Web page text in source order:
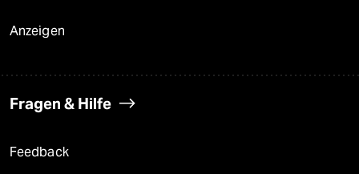
Anzeigen
Fragen & Hilfe
Feedback